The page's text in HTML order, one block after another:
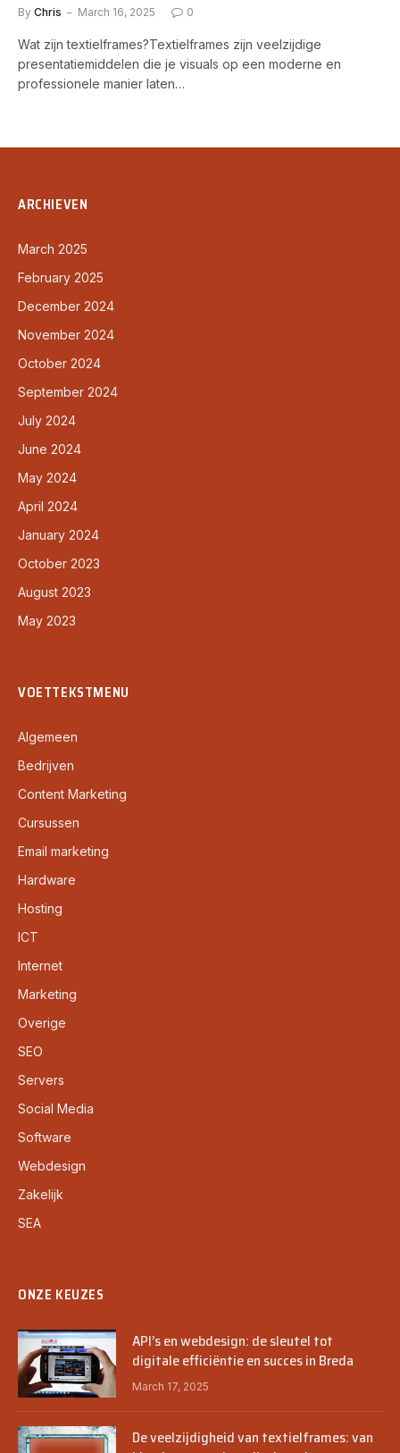
By Chris March 16, 2025 0
Wat zijn textielframes?Textielframes zijn veelzijdige
presentatiemiddelen die je visuals op een moderne en
professionele manier laten…
ARCHIEVEN
March 2025
February 2025
December 2024
November 2024
October 2024
September 2024
July 2024
June 2024
May 2024
April 2024
January 2024
October 2023
August 2023
May 2023
VOETTEKSTMENU
Algemeen
Bedrijven
Content Marketing
Cursussen
Email marketing
Hardware
Hosting
ICT
Internet
Marketing
Overige
SEO
Servers
Social Media
Software
Webdesign
Zakelijk
SEA
ONZE KEUZES
API’s en webdesign: de sleutel tot
digitale efficiëntie en succes in Breda
March 17, 2025
De veelzijdigheid van textielframes: van